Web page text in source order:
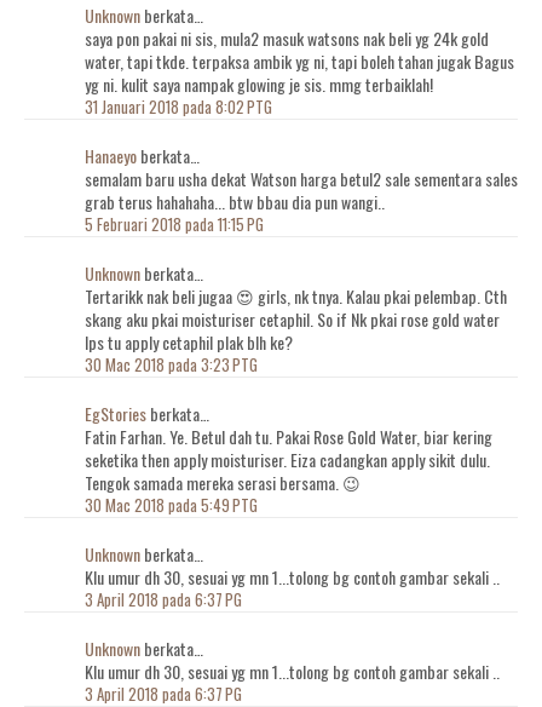
Unknownberkata…
saya pon pakai ni sis, mula2 masuk watsons nak beli yg 24k gold
water, tapi tkde. terpaksa ambik yg ni, tapi boleh tahan jugak Bagus
yg ni. kulit saya nampak glowing je sis. mmg terbaiklah!
31 Januari 2018 pada 8:02 PTG
Hanaeyoberkata…
semalam baru usha dekat Watson harga betul2 sale sementara sales
grab terus hahahaha... btw bbau dia pun wangi..
5 Februari 2018 pada 11:15 PG
Unknownberkata…
Tertarikk nak beli jugaa 😍 girls, nk tnya. Kalau pkai pelembap. Cth
skang aku pkai moisturiser cetaphil. So if Nk pkai rose gold water
lps tu apply cetaphil plak blh ke?
30 Mac 2018 pada 3:23 PTG
EgStoriesberkata…
Fatin Farhan. Ye. Betul dah tu. Pakai Rose Gold Water, biar kering
seketika then apply moisturiser. Eiza cadangkan apply sikit dulu.
Tengok samada mereka serasi bersama. 😉
30 Mac 2018 pada 5:49 PTG
Unknownberkata…
Klu umur dh 30, sesuai yg mn 1...tolong bg contoh gambar sekali ..
3 April 2018 pada 6:37 PG
Unknownberkata…
Klu umur dh 30, sesuai yg mn 1...tolong bg contoh gambar sekali ..
3 April 2018 pada 6:37 PG